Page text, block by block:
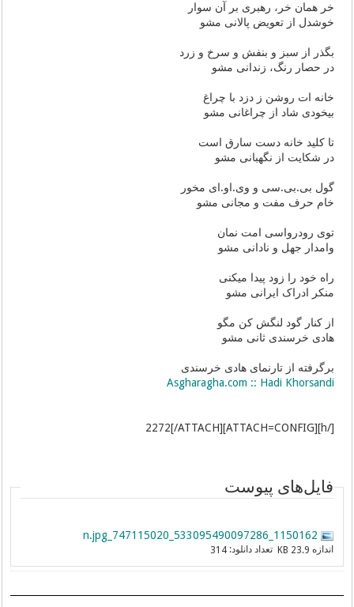
خر همان خر، رهبری بر آن سوار
خوشدل از تعویض پالانی مشو
بگذر از سبز و بنفش و سرخ و زرد
در حصار رنگ، زندانی مشو
خانه ات روشن ز دزد با چراغ
بیخودی شاد از چراغانی مشو
تا کلید خانه دست سارق است
در شکایت از نگهبانی مشو
گول بی.بی.سی و وی.او.ای مخور
خام حرف مفت و مجانی مشو
توی رودرواسی امت نمان
وامدار جهل و نادانی مشو
راه خود را زود پیدا میکنی
منکر ادراک ایرانی مشو
از کنار گود لنگش کن مگو
هادی خرسندی ثانی مشو
برگرفته از تارنمای هادی خرسندی
Asgharagha.com :: Hadi Khorsandi
[/h][ATTACH=CONFIG]2272[/ATTACH]
فایل‌های پیوست
1150162_533095490097286_747115020_n.jpg
اندازه 23.9 KB تعداد دانلود:314